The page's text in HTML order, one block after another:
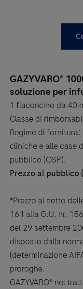
GAZYVARO®
soluzione per
1 flaconcino da 40
Classe di
Regime di
cliniche e alle case
pubblico (OSP).
Prezzo al pubblico
*Prezzo al netto
161 alla G.U. nr.
del 29 settembre
disposto dalla
(determinazione
proroghe.
GAZYVARO® nel